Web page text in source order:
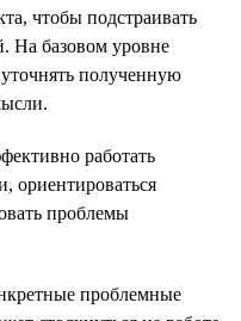
чтобы подстраивать
На базовом уровне
полученную
работать
ориентироваться
проблемы
проблемные